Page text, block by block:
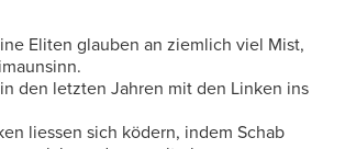
Eliten glauben an ziemlich viel Mist,
den letzten Jahren mit den Linken ins
liessen sich ködern, indem Schab